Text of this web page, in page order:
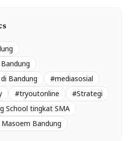
Bandung
#mediasosial
#tryoutonline
#Strategi
School tingkat SMA
Bandung